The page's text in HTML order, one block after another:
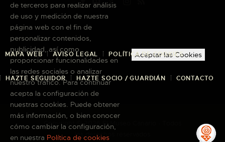
MAPA WEB AVISO LEGAL POLÍTICA DE COOKIES
HAZTE SEGUIDOR HAZTE SOCIO / GUARDIÁN CONTACTO
Copyright © 2026 El Museo Canario · Todos
los derechos reservados
de terceros para realizar análisis
de uso y medición de nuestra
página web con el fin de
personalizar contenidos,
publicidad, así como
proporcionar funcionalidades en
las redes sociales o analizar
nuestro tráfico. Para continuar
acepta la configuración de
nuestras cookies. Puede obtener
más información, o bien conocer
cómo cambiar la configuración,
en nuestra Política de cookies
Aceptar las Cookies